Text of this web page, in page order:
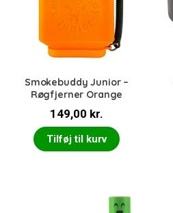
Smokebuddy Junior –
Røgfjerner Orange
149,00 kr.
Tilføj til kurv